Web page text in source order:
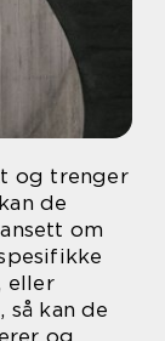
og trenger
de
om
eller
kan de
og